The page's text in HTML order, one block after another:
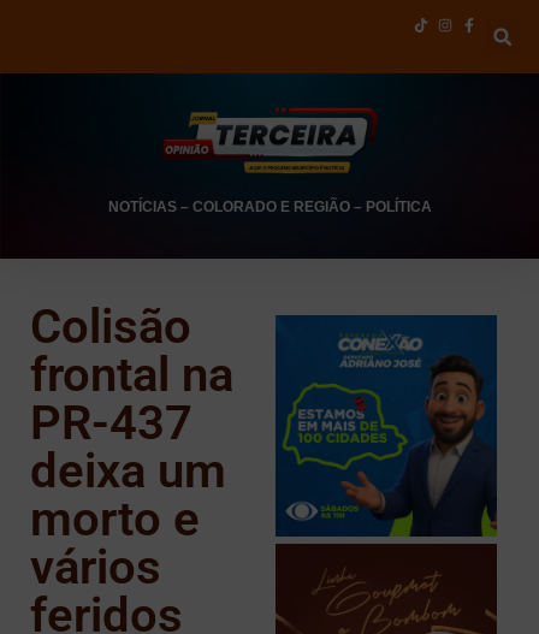
NOTÍCIAS– COLORADO E REGIÃO– POLÍTICA
Colisão
frontal na
PR-437
deixa um
morto e
vários
feridos